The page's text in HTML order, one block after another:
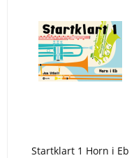
Startklart 1 Horn i Eb